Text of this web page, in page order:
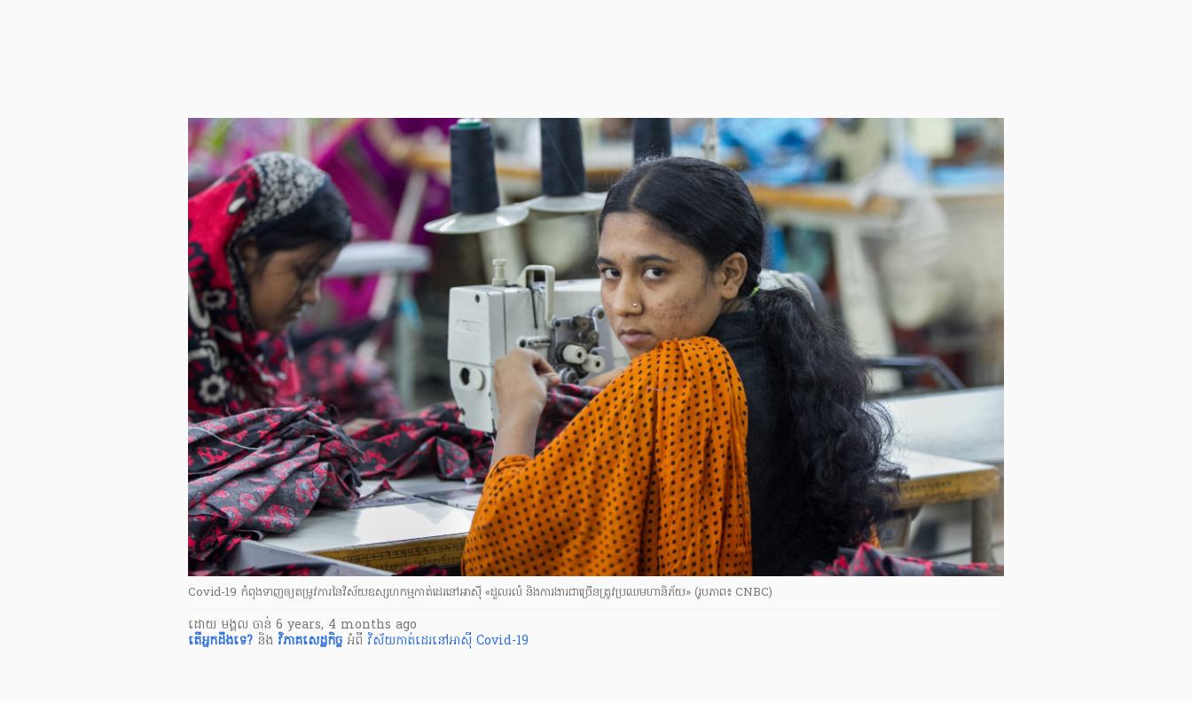
Covid-19 កំពុងទាញឲ្យតម្រូវការនៃវិស័យឧស្សហកម្មកាត់ដេរនៅអាស៊ី «ដួលរលំ និងការងារជាច្រើនត្រូវប្រឈមហានិភ័យ» (រូបភាព៖ CNBC)
ដោយ មង្គល ចាន់ 6 years, 4 months ago
តើ​អ្នក​ដឹងទេ? និង វិភាគសេដ្ឋកិច្ច អំពី វិស័យកាត់ដេរនៅអាស៊ី Covid-19